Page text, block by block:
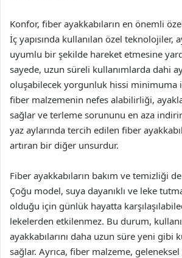
Konfor, fiber ayakkabıların en önemli
İç yapısında kullanılan özel teknolojiler,
uyumlu bir şekilde hareket etmesine
sayede, uzun süreli kullanımlarda dahi
oluşabilecek yorgunluk hissi minimuma
fiber malzemenin nefes alabilirliği,
sağlar ve terleme sorununu en aza
yaz aylarında tercih edilen fiber
artıran bir diğer unsurdur.
Fiber ayakkabıların bakım ve temizliği
Çoğu model, suya dayanıklı ve leke
olduğu için günlük hayatta
lekelerden etkilenmez. Bu durum,
ayakkabılarını daha uzun süre yeni gibi
sağlar. Ayrıca, fiber malzeme,